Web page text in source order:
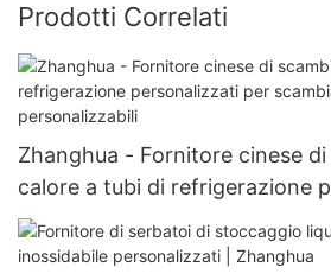
Prodotti Correlati
Zhanghua - Fornitore cinese
calore a tubi di refrigerazione
scambiatori di calore